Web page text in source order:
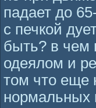
падает до
с печкой
быть? в чем
одеялом и
том что еще
нормальных